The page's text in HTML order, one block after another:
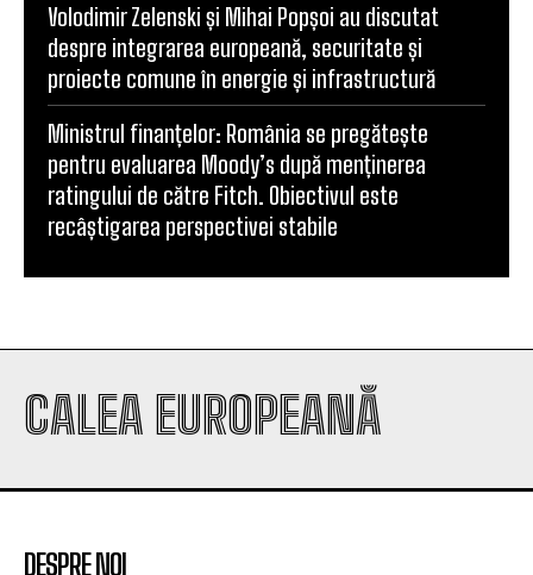
Volodimir Zelenski și Mihai Popșoi au discutat
despre integrarea europeană, securitate și
proiecte comune în energie și infrastructură
Ministrul finanțelor: România se pregătește
pentru evaluarea Moody’s după menținerea
ratingului de către Fitch. Obiectivul este
recâștigarea perspectivei stabile
CALEA EUROPEANĂ
DESPRE NOI